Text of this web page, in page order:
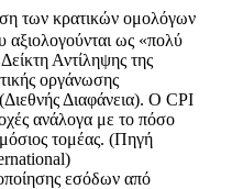
των κρατικών ομολόγων
αξιολογούνται ως «πολύ
Αντίληψης της
οργάνωσης
Διαφάνεια). Ο CPI
ανάλογα με το πόσο
τομέας. (Πηγή
εσόδων από